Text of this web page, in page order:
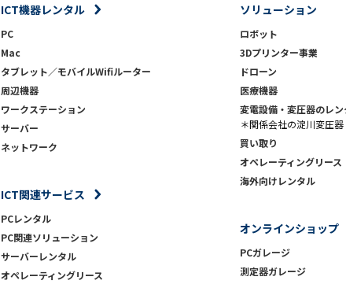
ICT機器レンタル
PC
Mac
タブレット／モバイルWifiルーター
周辺機器
ワークステーション
サーバー
ネットワーク
ICT関連サービス
PCレンタル
PC関連ソリューション
サーバーレンタル
オペレーティングリース
ソリューション
ロボット
3Dプリンター事業
ドローン
医療機器
変電設備・変圧器のレン
＊関係会社の淀川変圧
買い取り
オペレーティングリース
海外向けレンタル
オンラインショップ
PCガレージ
測定器ガレージ